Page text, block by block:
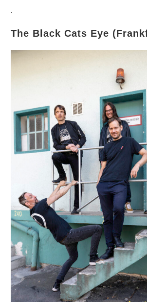
.
The Black Cats Eye